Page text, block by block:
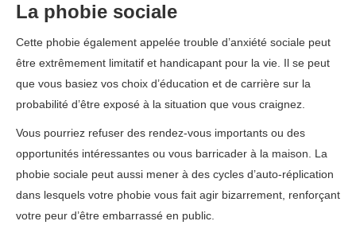
La phobie sociale
Cette phobie également appelée trouble d’anxiété sociale peut
être extrêmement limitatif et handicapant pour la vie. Il se peut
que vous basiez vos choix d’éducation et de carrière sur la
probabilité d’être exposé à la situation que vous craignez.
Vous pourriez refuser des rendez-vous importants ou des
opportunités intéressantes ou vous barricader à la maison. La
phobie sociale peut aussi mener à des cycles d’auto-réplication
dans lesquels votre phobie vous fait agir bizarrement, renforçant
votre peur d’être embarrassé en public.